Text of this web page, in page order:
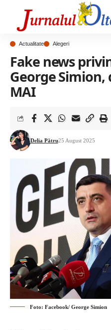
Actualitate Alegeri
Fake news
George
MAI
Delia Pătru25 August 2025
Foto: Facebook/ George Simion